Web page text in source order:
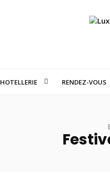
HOTELLERIE RENDEZ-VOUS